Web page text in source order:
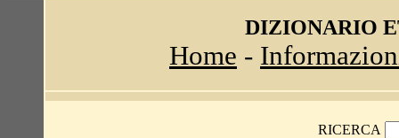
DIZIONARIO
Home -
RICERCA